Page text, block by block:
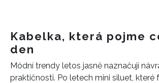
Kabelka, která pojme
den
Módní trendy letos jasně naznačují
praktičnosti. Po letech mini siluet, které